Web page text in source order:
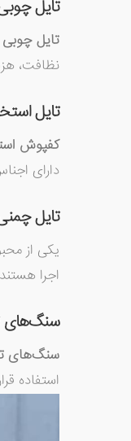
تایل
تایل چوبی
نظافت،
تایل
کفپوش
دارای
تایل
یکی از
اجرا
سنگهای
سنگ‌های
استفاده